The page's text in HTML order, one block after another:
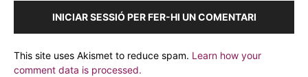
INICIAR SESSIÓ PER FER-HI UN COMENTARI
This site uses Akismet to reduce spam. Learn how your
comment data is processed.